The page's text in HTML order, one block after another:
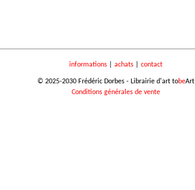
informations| achats| contact
© 2025-2030 Frédéric Dorbes - Librairie d'art tobeArt
Conditions générales de vente